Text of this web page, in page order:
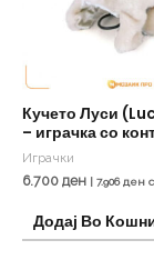
Кучето Луси
– играчка со
Играчки
6.700 ден 7.906ден
Додај Во